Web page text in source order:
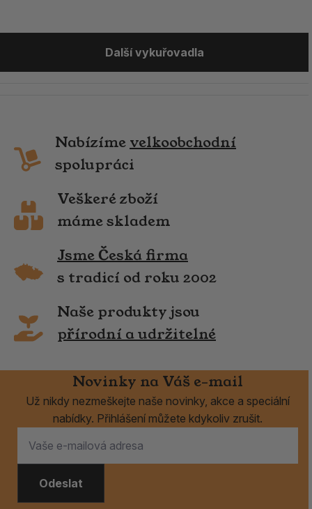
Další vykuřovadla
Nabízíme velkoobchodní
spolupráci
Veškeré zboží
máme skladem
Jsme Česká firma
s tradicí od roku 2002
Naše produkty jsou
přírodní a udržitelné
Novinky na Váš e-mail
Už nikdy nezmeškejte naše novinky, akce a speciální
nabídky. Přihlášení můžete kdykoliv zrušit.
Odeslat